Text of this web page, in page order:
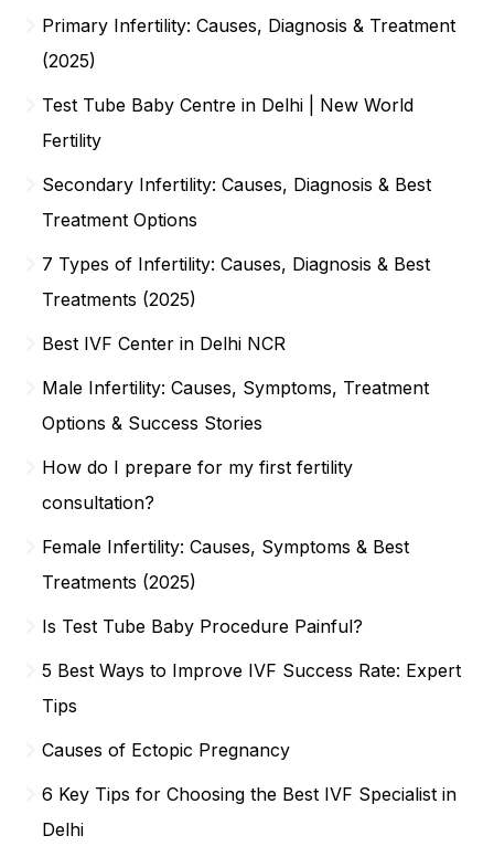
Primary Infertility: Causes, Diagnosis & Treatment
(2025)
Test Tube Baby Centre in Delhi | New World
Fertility
Secondary Infertility: Causes, Diagnosis & Best
Treatment Options
7 Types of Infertility: Causes, Diagnosis & Best
Treatments (2025)
Best IVF Center in Delhi NCR
Male Infertility: Causes, Symptoms, Treatment
Options & Success Stories
How do I prepare for my first fertility
consultation?
Female Infertility: Causes, Symptoms & Best
Treatments (2025)
Is Test Tube Baby Procedure Painful?
5 Best Ways to Improve IVF Success Rate: Expert
Tips
Causes of Ectopic Pregnancy
6 Key Tips for Choosing the Best IVF Specialist in
Delhi